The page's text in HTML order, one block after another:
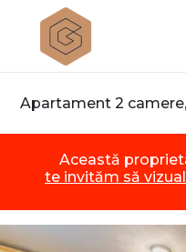
Apartament 2
Această
te invităm să